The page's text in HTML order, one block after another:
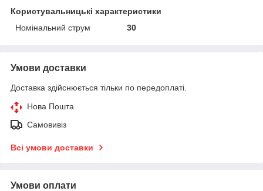
Користувальницькі характеристики
Номінальний струм
30
Умови доставки
Доставка здійснюється тільки по передоплаті.
Нова Пошта
Самовивіз
Всі умови доставки
Умови оплати